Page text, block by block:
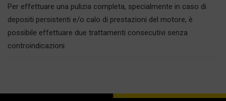
Per effettuare una pulizia completa, specialmente in caso di
depositi persistenti e/o calo di prestazioni del motore, è
possibile effettuare due trattamenti consecutivi senza
controindicazioni.